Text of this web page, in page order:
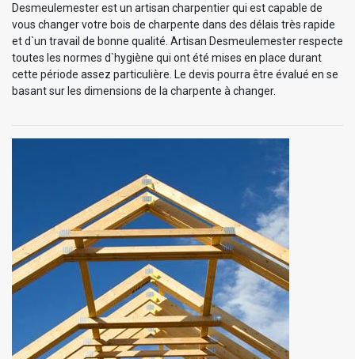
Desmeulemester est un artisan charpentier qui est capable de
vous changer votre bois de charpente dans des délais très rapide
et d`un travail de bonne qualité. Artisan Desmeulemester respecte
toutes les normes d`hygiène qui ont été mises en place durant
cette période assez particulière. Le devis pourra être évalué en se
basant sur les dimensions de la charpente à changer.